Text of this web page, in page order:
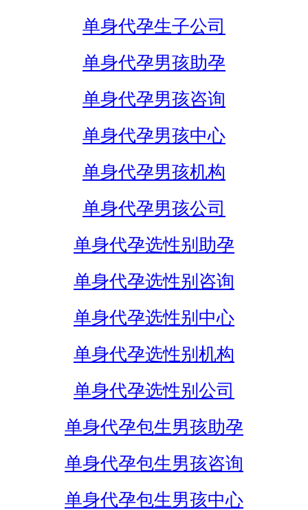
单身代孕生子公司
单身代孕男孩助孕
单身代孕男孩咨询
单身代孕男孩中心
单身代孕男孩机构
单身代孕男孩公司
单身代孕选性别助孕
单身代孕选性别咨询
单身代孕选性别中心
单身代孕选性别机构
单身代孕选性别公司
单身代孕包生男孩助孕
单身代孕包生男孩咨询
单身代孕包生男孩中心